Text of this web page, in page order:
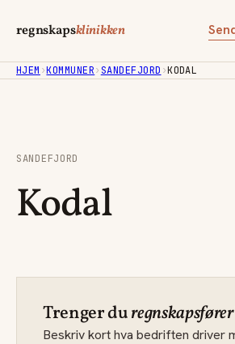
regnskapsklinikken
HJEM ›KOMMUNER› SANDEFJORD ›KODAL
SANDEFJORD
Kodal
Trenger duregnskapsfører
Beskriv kort hva bedriften driver